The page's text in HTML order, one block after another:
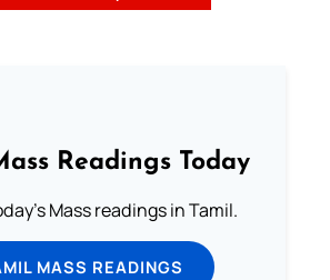
Readings Today
Mass readings in Tamil.
MASS READINGS